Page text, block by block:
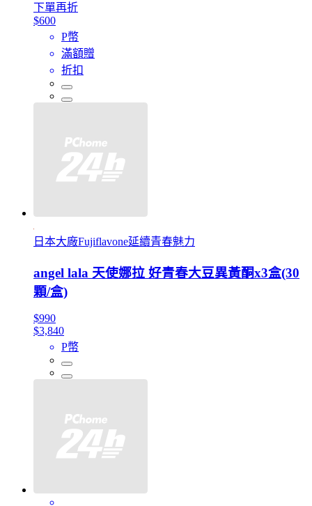
下單再折
$600
P幣
滿額贈
折扣
日本大廠Fujiflavone延續青春魅力
angel lala 天使娜拉 好青春大豆異黃酮x3盒(30
顆/盒)
$990
$3,840
P幣